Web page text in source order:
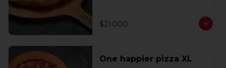
$21.000
One happier pizza XL